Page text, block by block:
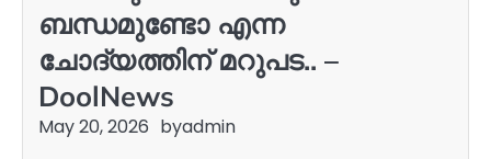
ബന്ധമുണ്ടോ എന്ന
ചോദ്യത്തിന് മറുപട.. –
DoolNews
May 20, 2026 byadmin